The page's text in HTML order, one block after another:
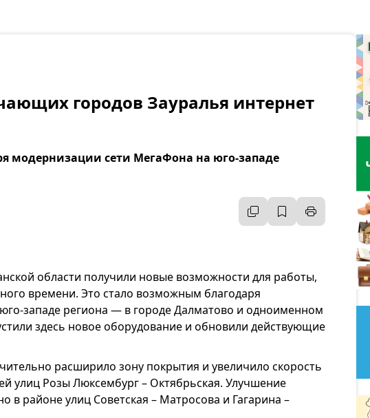
городов Зауралья интернет
модернизации сети МегаФона на юго-западе
области получили новые возможности для работы,
времени. Это стало возможным благодаря
западе региона — в городе Далматово и одноименном
здесь новое оборудование и обновили действующие
расширило зону покрытия и увеличило скорость
улиц Розы Люксембург – Октябрьская. Улучшение
в районе улиц Советская – Матросова и Гагарина –